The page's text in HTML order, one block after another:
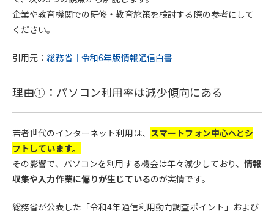
企業や教育機関での研修・教育施策を検討する際の参考にして
ください。
引用元：総務省｜令和6年版情報通信白書
理由①：パソコン利用率は減少傾向にある
若者世代のインターネット利用は、 スマートフォン中心へとシ
フトしています。
その影響で、パソコンを利用する機会は年々減少しており、情報
収集や入力作業に偏りが生じているのが実情です。
総務省が公表した「令和4年通信利用動向調査ポイント」および